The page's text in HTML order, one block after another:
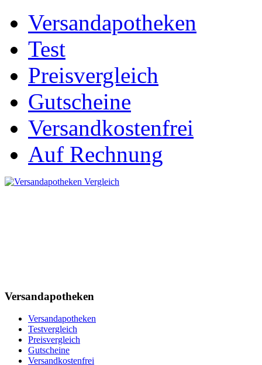
Versandapotheken
Test
Preisvergleich
Gutscheine
Versandkostenfrei
Auf Rechnung
Versandapotheken
Versandapotheken
Testvergleich
Preisvergleich
Gutscheine
Versandkostenfrei